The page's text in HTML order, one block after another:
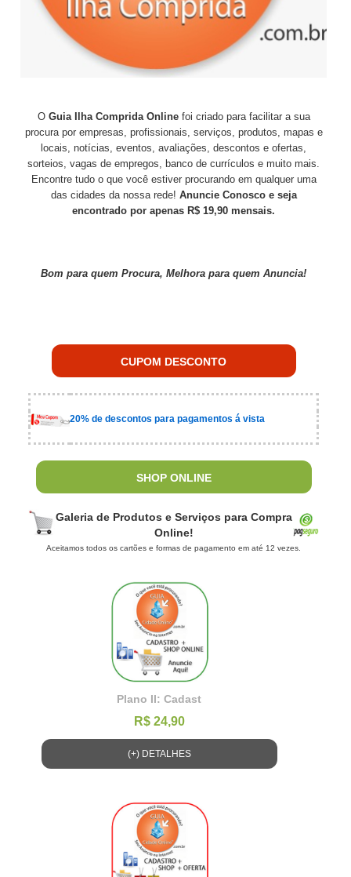
O Guia Ilha Comprida Online foi criado para facilitar a sua
procura por empresas, profissionais, serviços, produtos, mapas e
locais, notícias, eventos, avaliações, descontos e ofertas,
sorteios, vagas de empregos, banco de currículos e muito mais.
Encontre tudo o que você estiver procurando em qualquer uma
das cidades da nossa rede! Anuncie Conosco e seja
encontrado por apenas R$ 19,90 mensais.
Bom para quem Procura, Melhora para quem Anuncia!
CUPOM DESCONTO
20% de descontos para pagamentos á vista
SHOP ONLINE
Galeria de Produtos e Serviços para Compra
Online!
Aceitamos todos os cartões e formas de pagamento em até 12 vezes.
Plano II: Cadast
R$ 24,90
(+) DETALHES